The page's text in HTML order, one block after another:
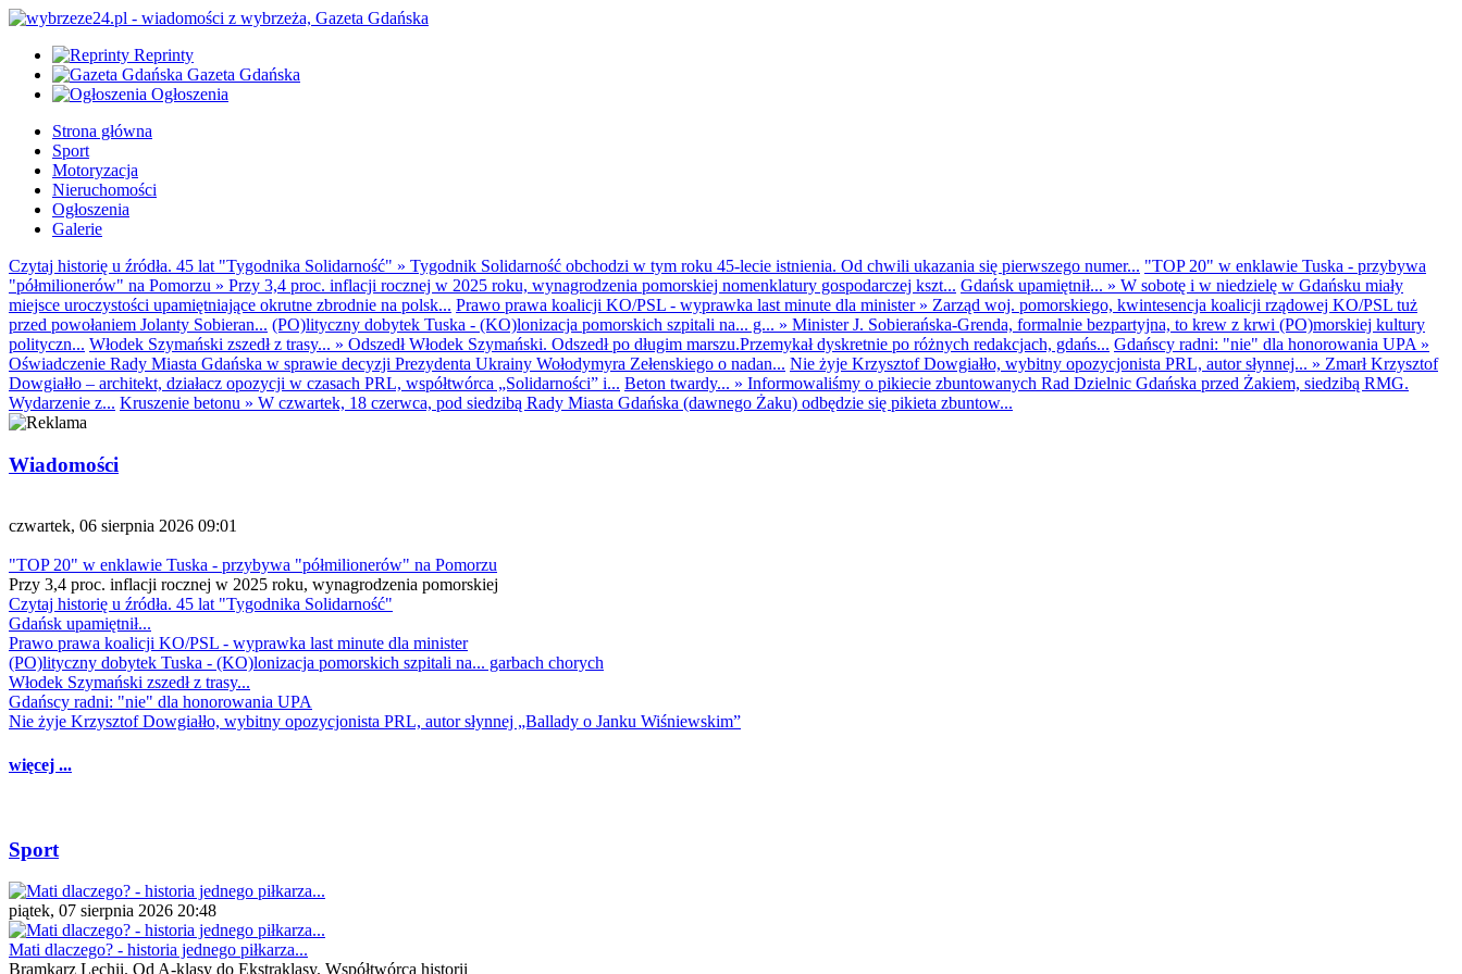
Reprinty
Gazeta Gdańska
Ogłoszenia
Strona główna
Sport
Motoryzacja
Nieruchomości
Ogłoszenia
Galerie
Czytaj historię u źródła. 45 lat "Tygodnika Solidarność" » Tygodnik Solidarność obchodzi w tym roku 45-lecie istnienia. Od chwili ukazania się pierwszego numer... "TOP 20" w enklawie Tuska - przybywa
"półmilionerów" na Pomorzu » Przy 3,4 proc. inflacji rocznej w 2025 roku, wynagrodzenia pomorskiej nomenklatury gospodarczej kszt... Gdańsk upamiętnił... » W sobotę i w niedzielę w Gdańsku miały
miejsce uroczystości upamiętniające okrutne zbrodnie na polsk... Prawo prawa koalicji KO/PSL - wyprawka last minute dla minister» Zarząd woj. pomorskiego, kwintesencja koalicji rządowej KO/PSL tuż
przed powołaniem Jolanty Sobieran... (PO)lityczny dobytek Tuska - (KO)lonizacja pomorskich szpitali na... g... » Minister J. Sobierańska-Grenda, formalnie bezpartyjna, to krew z krwi (PO)morskiej kultury
polityczn... Włodek Szymański zszedł z trasy... » Odszedł Włodek Szymański. Odszedł po długim marszu.Przemykał dyskretnie po różnych redakcjach, gdańs... Gdańscy radni: "nie" dla honorowania UPA »
Oświadczenie Rady Miasta Gdańska w sprawie decyzji Prezydenta Ukrainy Wołodymyra Zełenskiego o nadan... Nie żyje Krzysztof Dowgiałło, wybitny opozycjonista PRL, autor słynnej... » Zmarł Krzysztof
Dowgiałło – architekt, działacz opozycji w czasach PRL, współtwórca „Solidarności” i... Beton twardy... » Informowaliśmy o pikiecie zbuntowanych Rad Dzielnic Gdańska przed Żakiem, siedzibą RMG.
Wydarzenie z... Kruszenie betonu » W czwartek, 18 czerwca, pod siedzibą Rady Miasta Gdańska (dawnego Żaku) odbędzie się pikieta zbuntow...
Wiadomości
czwartek, 06 sierpnia 2026 09:01
"TOP 20" w enklawie Tuska - przybywa "półmilionerów" na Pomorzu
Przy 3,4 proc. inflacji rocznej w 2025 roku, wynagrodzenia pomorskiej
Czytaj historię u źródła. 45 lat "Tygodnika Solidarność"
Gdańsk upamiętnił...
Prawo prawa koalicji KO/PSL - wyprawka last minute dla minister
(PO)lityczny dobytek Tuska - (KO)lonizacja pomorskich szpitali na... garbach chorych
Włodek Szymański zszedł z trasy...
Gdańscy radni: "nie" dla honorowania UPA
Nie żyje Krzysztof Dowgiałło, wybitny opozycjonista PRL, autor słynnej „Ballady o Janku Wiśniewskim”
więcej ...
Sport
piątek, 07 sierpnia 2026 20:48
Mati dlaczego? - historia jednego piłkarza...
Bramkarz Lechii. Od A-klasy do Ekstraklasy. Współtwórca historii